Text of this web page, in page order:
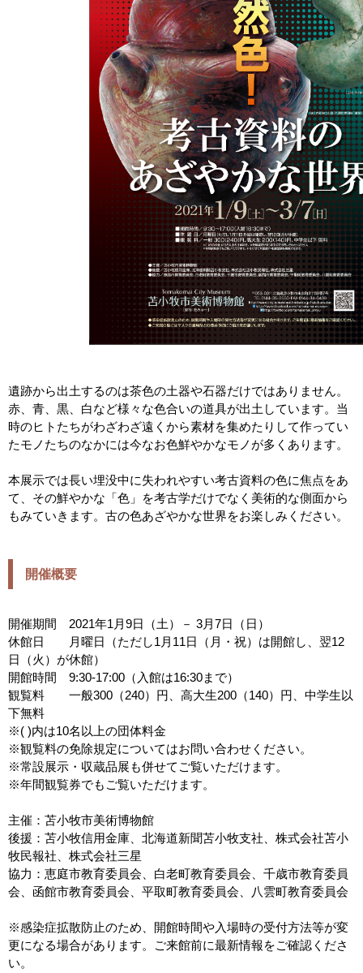
遺跡から出土するのは茶色の土器や石器だけではありません。
赤、青、黒、白など様々な色合いの道具が出土しています。当
時のヒトたちがわざわざ遠くから素材を集めたりして作ってい
たモノたちのなかには今なお色鮮やかなモノが多くあります。
本展示では長い埋没中に失われやすい考古資料の色に焦点をあ
て、その鮮やかな「色」を考古学だけでなく美術的な側面から
もみていきます。古の色あざやかな世界をお楽しみください。
開催概要
開催期間 2021年1月9日（土）－ 3月7日（日）
休館日 月曜日（ただし1月11日（月・祝）は開館し、翌12
日（火）が休館）
開館時間 9:30-17:00（入館は16:30まで）
観覧料 一般300（240）円、高大生200（140）円、中学生以
下無料
※( )内は10名以上の団体料金
※観覧料の免除規定についてはお問い合わせください。
※常設展示・収蔵品展も併せてご覧いただけます。
※年間観覧券でもご覧いただけます。
主催：苫小牧市美術博物館
後援：苫小牧信用金庫、北海道新聞苫小牧支社、株式会社苫小
牧民報社、株式会社三星
協力：恵庭市教育委員会、白老町教育委員会、千歳市教育委員
会、函館市教育委員会、平取町教育委員会、八雲町教育委員会
※感染症拡散防止のため、開館時間や入場時の受付方法等が変
更になる場合があります。ご来館前に最新情報をご確認くださ
い。